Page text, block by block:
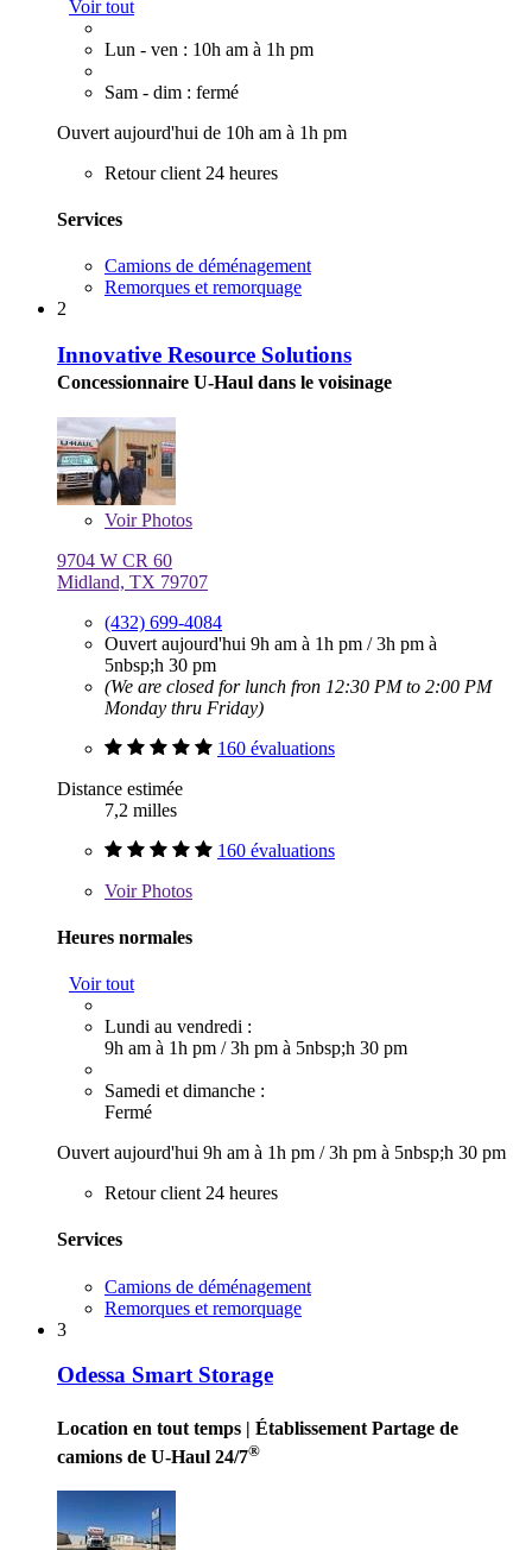
Voir tout
Lun - ven : 10h am à 1h pm
Sam - dim : fermé
Ouvert aujourd'hui de 10h am à 1h pm
Retour client 24 heures
Services
Camions de déménagement
Remorques et remorquage
2
Innovative Resource Solutions
Concessionnaire U-Haul dans le voisinage
VoirPhotos
9704 W CR 60
Midland, TX 79707
(432) 699-4084
Ouvert aujourd'hui 9h am à 1h pm /3h pm à
5nbsp;h 30 pm
(We are closed for lunch fron 12:30 PM to 2:00 PM
Monday thru Friday)
160 évaluations
Distance estimée
7,2 milles
160 évaluations
VoirPhotos
Heures normales
Voir tout
Lundi au vendredi :
9h am à 1h pm /3h pm à 5nbsp;h 30 pm
Samedi et dimanche :
Fermé
Ouvert aujourd'hui 9h am à 1h pm /3h pm à 5nbsp;h 30 pm
Retour client 24 heures
Services
Camions de déménagement
Remorques et remorquage
3
Odessa Smart Storage
Location en tout temps | Établissement Partage de
camions de U-Haul 24/7®